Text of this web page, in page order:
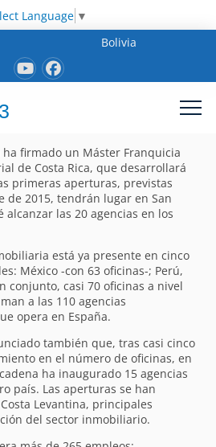
Language ▼
Bolivia
firmado un Máster Franquicia
de Costa Rica, que desarrollará
primeras aperturas, previstas
de 2015, tendrán lugar en San
alcanzar las 20 agencias en los
está ya presente en cinco
México -con 63 oficinas-; Perú,
conjunto, casi 70 oficinas a nivel
a las 110 agencias
opera en España.
también que, tras casi cinco
en el número de oficinas, en
ha inaugurado 15 agencias
país. Las aperturas se han
Levantina, principales
del sector inmobiliario.